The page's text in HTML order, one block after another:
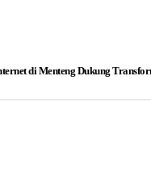
di Menteng Dukung